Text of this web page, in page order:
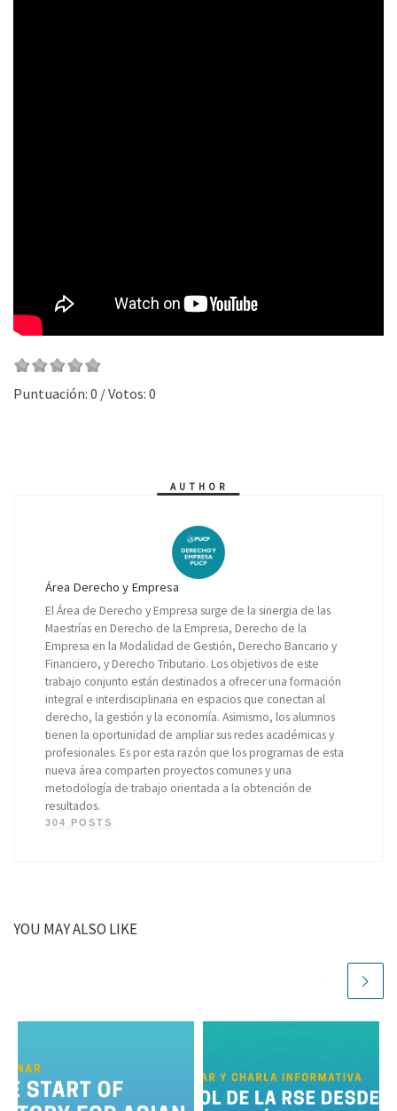
Puntuación: 0 / Votos: 0
AUTHOR
Área Derecho y Empresa
El Área de Derecho y Empresa surge de la sinergia de las
Maestrías en Derecho de la Empresa, Derecho de la
Empresa en la Modalidad de Gestión, Derecho Bancario y
Financiero, y Derecho Tributario. Los objetivos de este
trabajo conjunto están destinados a ofrecer una formación
integral e interdisciplinaria en espacios que conectan al
derecho, la gestión y la economía. Asimismo, los alumnos
tienen la oportunidad de ampliar sus redes académicas y
profesionales. Es por esta razón que los programas de esta
nueva área comparten proyectos comunes y una
metodología de trabajo orientada a la obtención de
resultados.
304 POSTS
YOU MAY ALSO LIKE